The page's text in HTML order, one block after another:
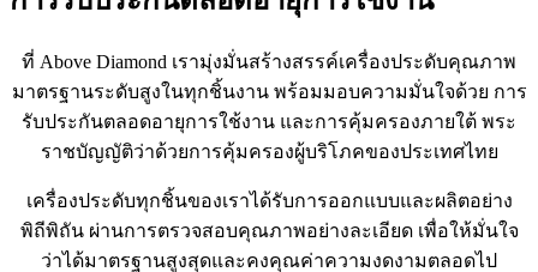
ที่ Above Diamond เรามุ่งมั่นสร้างสรรค์เครื่องประดับคุณภาพ
มาตรฐานระดับสูงในทุกชิ้นงาน พร้อมมอบความมั่นใจด้วย การ
รับประกันตลอดอายุการใช้งาน และการคุ้มครองภายใต้ พระ
ราชบัญญัติว่าด้วยการคุ้มครองผู้บริโภคของประเทศไทย
เครื่องประดับทุกชิ้นของเราได้รับการออกแบบและผลิตอย่าง
พิถีพิถัน ผ่านการตรวจสอบคุณภาพอย่างละเอียด เพื่อให้มั่นใจ
ว่าได้มาตรฐานสูงสุดและคงคุณค่าความงดงามตลอดไป